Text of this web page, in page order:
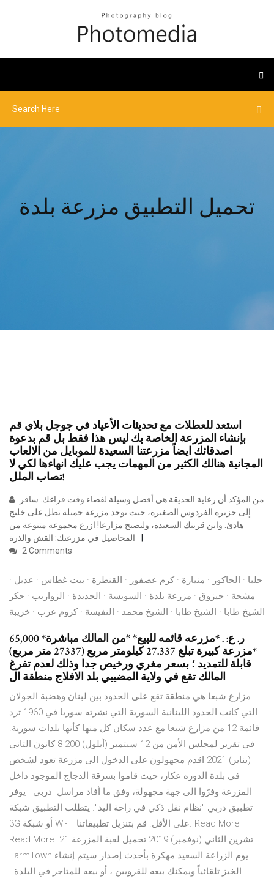
تحميل التطبيق مزرعة بلدة
استعد للعطلات مع تحديثات الأعياد في جوجل بلاي قم
بإنشاء المزرعة الخاصة بك ليس هذا فقط بل قم بدعوة
اصدقائك ايضاً مزرعتنا السعيدة للموبايل من الالعاب
المجانية هنالك الكثير من المهمات يجب عليك انهاءها لكي لا
تصاب الملل!
إلى جزيرة الفردوس الصغيرة، حيث توجد مزرعة جميلة تطل على خليج
هادئ. وابن قريتك السعيدة، ولتصبح مزارعا! ازرع مجموعة متنوعة من
المحاصيل في مزرعتك: القش والذرة
2 Comments
حلبا · الحاكور · منيارة · كرم عصفور · القنطرة · بيت غطاس · عدبل ·
مشحة · حيزوق · مزرعة بلدة · السويسة · الجديدة · الزواريب · حكر
الشيخ طابا · الشيخ طابا · الشيخ محمد · النفيسة · كروم عرب · خريبة
65,000 ر. ع: . *مزرعه قائمه للبيع* *من المالك مباشرة*
*مزرعة كبيرة تبلغ 27.337 كيلومتر مربع (27337 متر مربع)
قابلة للتمديد ؛ بسعر مغري ورخيص جدا وذلك لعدم تفرغ
المالك تقع في ولاية المضيبي بلد الافلاج منطقة ال
مزارع شبعا هي منطقة تقع على الحدود بين لبنان وهضبة الجولان
التي كانت الحدود اللبنانية السورية التي نشرته سوريا في 1960 ترد
قائمة 12 من مزارع شبعا مع عدد سكان كل منها كأنها بلدات سورية.
في تقرير لمجلس الأمن من 12 سبتمبر (أيلول) 200 8 كانون الثاني
(يناير) 2021 اقدم مجهولون على الدخول الى مزرعة تعود لشخص
في بلدة الدوره عكار، حيث قاموا بسرقة الدجاج الموجود داخل
المزرعة وفرّوا الى جهة مجهولة، وفق ما أفاد مراسل دربي - يوفر
تطبيق دربي "نظام نقل ذكي في راحة اليد". يتطلب التطبيق شبكة
3G أو شبكة Wi-Fi على الأقل. قم بتنزيل تطبيقاتنا. Read More ·
Read More 21 تشرين الثاني (نوفمبر) 2019 تحميل لعبة المزرعة
FarmTown يوم الزراعة السعيد مهكرة بأحدث إصدار سيتم إنشاء
الخبز تلقائياً ويمكنك بيعه للقرويين ، أو بيعه للمتاجر في البلدة .